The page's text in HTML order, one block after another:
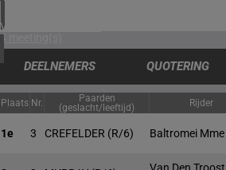
VERENIGDE STATEN
4 meeting(s)
DEELNEMERS QUOTERING
Plaats Nr.
Paarden
(geslacht/leeftijd)
Rijder
1e 3 CREFELDER (R/6) Baltromei Mme